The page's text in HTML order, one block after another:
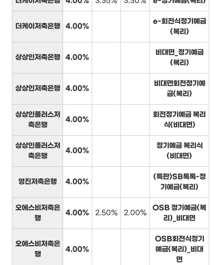
더케이저축은행 4.00%
e-회전식정기예금
(복리)
상상인저축은행 4.00%
비대면_정기예금
(복리)
상상인저축은행 4.00%
비대면회전정기예
금(복리)
상상인플러스저
축은행
4.00%
회전정기예금 복리
식(비대면)
상상인플러스저
축은행
4.00%
정기예금 복리식
(비대면)
영진저축은행 4.00%
(특판)SB톡톡-정
기예금(복리)
오에스비저축은
행
4.00% 2.50% 2.00%
OSB 정기예금(복
리)_비대면
오에스비저축은
행
4.00%
OSB회전식정기
예금(복리)_비대
면